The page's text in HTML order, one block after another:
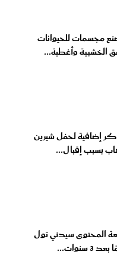
مجسمات للحيوانات
الخشبية وأغطية...
إضافية لحفل شيرين
بسبب إقبال...
المحتوى سيدني تول